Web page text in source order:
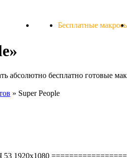
Статьи Бесплатные
абсолютно бесплатно готовые
» Super People
1920х1080 =================